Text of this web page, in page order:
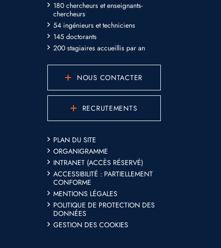
180 chercheurs et enseignants-
chercheurs
54 ingénieurs et techniciens
145 doctorants
200 stagiaires accueillis par an
NOUS CONTACTER
RECRUTEMENTS
PLAN DU SITE
ORGANIGRAMME
INTRANET (ACCÈS RÉSERVÉ)
ACCESSIBILITÉ : PARTIELLEMENT
CONFORME
MENTIONS LÉGALES
POLITIQUE DE PROTECTION DES
DONNÉES
GESTION DES COOKIES